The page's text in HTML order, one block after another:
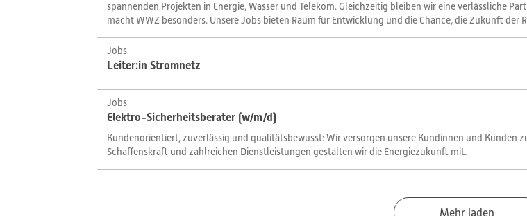
spannenden Projekten in Energie, Wasser und Telekom. Gleichzeitig bleiben wir eine verlässliche
macht WWZ besonders. Unsere Jobs bieten Raum für Entwicklung und die Chance, die Zukunft
Jobs
Leiter:in Stromnetz
Jobs
Elektro-Sicherheitsberater (w/m/d)
Kundenorientiert, zuverlässig und qualitätsbewusst: Wir versorgen unsere Kundinnen und Kunden
Schaffenskraft und zahlreichen Dienstleistungen gestalten wir die Energiezukunft mit.
Mehr laden